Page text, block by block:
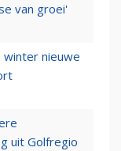
van groei'
winter nieuwe
uit Golfregio